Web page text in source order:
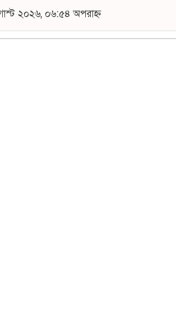
২০২৬, ০৬:৫৪ অপরাহ্ন